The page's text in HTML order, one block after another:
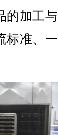
的加工
标准、